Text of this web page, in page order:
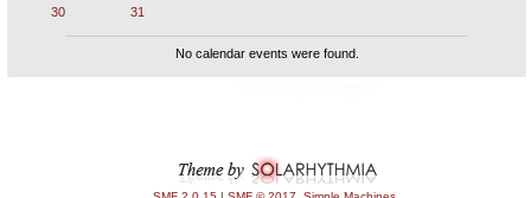
30
31
No calendar events were found.